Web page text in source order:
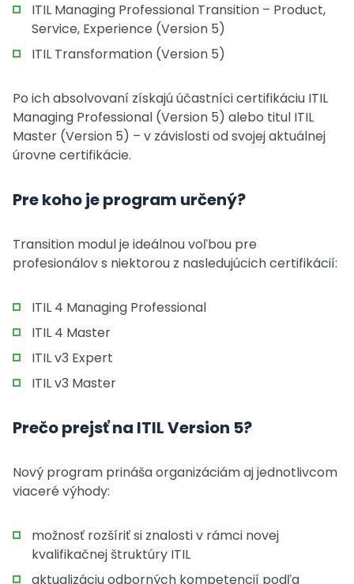
ITIL Managing Professional Transition – Product,
Service, Experience (Version 5)
ITIL Transformation (Version 5)
Po ich absolvovaní získajú účastníci certifikáciu ITIL
Managing Professional (Version 5) alebo titul ITIL
Master (Version 5) – v závislosti od svojej aktuálnej
úrovne certifikácie.
Pre koho je program určený?
Transition modul je ideálnou voľbou pre
profesionálov s niektorou z nasledujúcich certifikácií:
ITIL 4 Managing Professional
ITIL 4 Master
ITIL v3 Expert
ITIL v3 Master
Prečo prejsť na ITIL Version 5?
Nový program prináša organizáciám aj jednotlivcom
viaceré výhody:
možnosť rozšíriť si znalosti v rámci novej
kvalifikačnej štruktúry ITIL
aktualizáciu odborných kompetencií podľa